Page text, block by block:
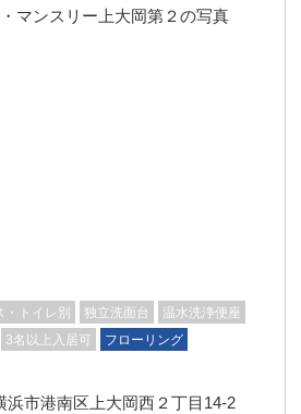
・トイレ別 独立洗面台
温水洗浄便座
3名以上入居可
フローリング
浜市港南区上大岡西２丁目14-2